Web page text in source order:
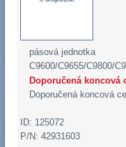
pásová jednotka
C9600/C9655/C9800/
Doporučená koncová
Doporučená koncová
ID: 125072
P/N: 42931603